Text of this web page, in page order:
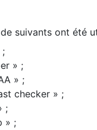
suivants ont été
;
» ;
» ;
checker » ;
;
» ;